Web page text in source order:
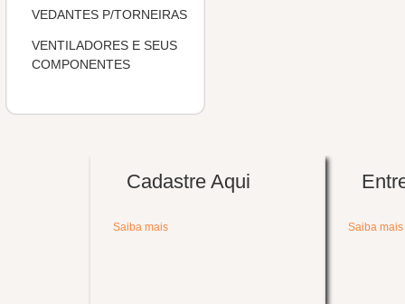
VEDANTES P/TORNEIRAS
VENTILADORES E SEUS
COMPONENTES
Cadastre Aqui
Saiba mais Saiba mais